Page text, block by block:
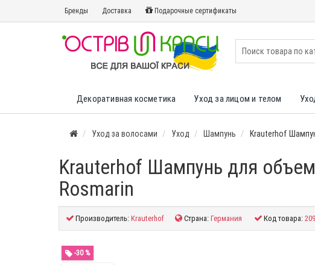
Бренды Доставка Подарочные сертификаты
Декоративная косметика Уход за лицом и телом
Уход за волосами Уход Шампунь Krauterhof
Krauterhof Шампунь для
Rosmarin
Производитель:Krauterhof Страна:Германия Код товара:
-30 %